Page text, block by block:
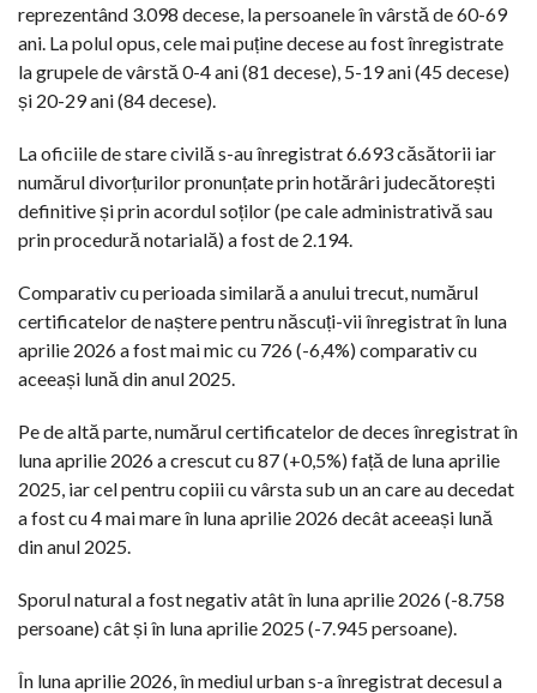
reprezentând 3.098 decese, la persoanele în vârstă de 60-69
ani. La polul opus, cele mai puține decese au fost înregistrate
la grupele de vârstă 0-4 ani (81 decese), 5-19 ani (45 decese)
și 20-29 ani (84 decese).
La oficiile de stare civilă s-au înregistrat 6.693 căsătorii iar
numărul divorțurilor pronunțate prin hotărâri judecătorești
definitive și prin acordul soților (pe cale administrativă sau
prin procedură notarială) a fost de 2.194.
Comparativ cu perioada similară a anului trecut, numărul
certificatelor de naștere pentru născuți-vii înregistrat în luna
aprilie 2026 a fost mai mic cu 726 (-6,4%) comparativ cu
aceeași lună din anul 2025.
Pe de altă parte, numărul certificatelor de deces înregistrat în
luna aprilie 2026 a crescut cu 87 (+0,5%) față de luna aprilie
2025, iar cel pentru copiii cu vârsta sub un an care au decedat
a fost cu 4 mai mare în luna aprilie 2026 decât aceeași lună
din anul 2025.
Sporul natural a fost negativ atât în luna aprilie 2026 (-8.758
persoane) cât și în luna aprilie 2025 (-7.945 persoane).
În luna aprilie 2026, în mediul urban s-a înregistrat decesul a